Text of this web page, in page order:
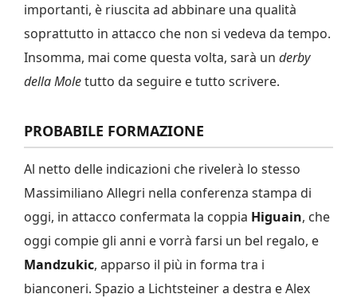
importanti, è riuscita ad abbinare una qualità
soprattutto in attacco che non si vedeva da tempo.
Insomma, mai come questa volta, sarà un derby
della Moletutto da seguire e tutto scrivere.
PROBABILE FORMAZIONE
Al netto delle indicazioni che rivelerà lo stesso
Massimiliano Allegri nella conferenza stampa di
oggi, in attacco confermata la coppia Higuain, che
oggi compie gli anni e vorrà farsi un bel regalo, e
Mandzukic, apparso il più in forma tra i
bianconeri. Spazio a Lichtsteiner a destra e Alex